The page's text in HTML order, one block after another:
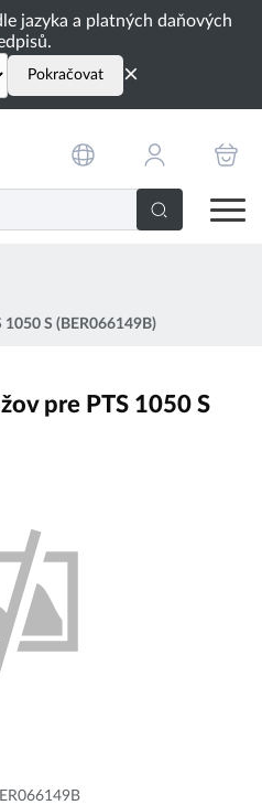
jazyka a platných daňových
Pokračovat ×
1050 S (BER066149B)
pre PTS 1050 S